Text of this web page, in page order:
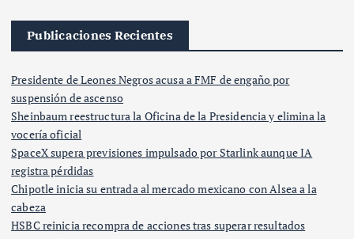
Publicaciones Recientes
Presidente de Leones Negros acusa a FMF de engaño por
suspensión de ascenso
Sheinbaum reestructura la Oficina de la Presidencia y elimina la
vocería oficial
SpaceX supera previsiones impulsado por Starlink aunque IA
registra pérdidas
Chipotle inicia su entrada al mercado mexicano con Alsea a la
cabeza
HSBC reinicia recompra de acciones tras superar resultados